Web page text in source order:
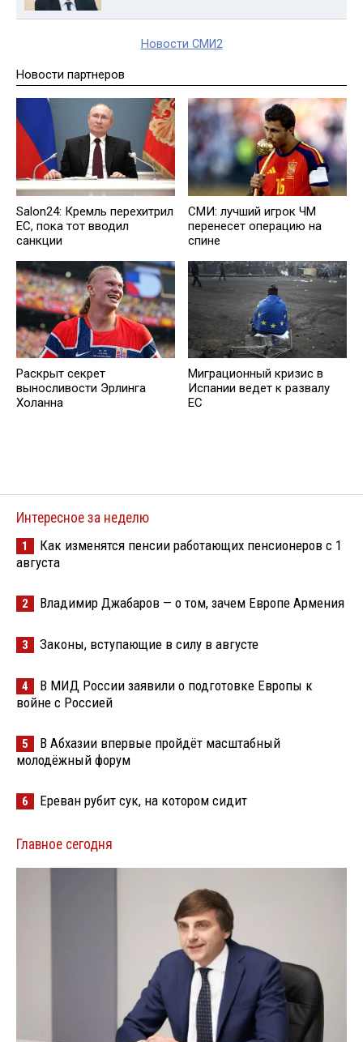
Новости СМИ2
Новости партнеров
Salon24: Кремль перехитрил
EC, пока тот вводил
санкции
СМИ: лучший игрок ЧМ
перенесет операцию на
спине
Раскрыт секрет
выносливости Эрлинга
Холанна
Миграционный кризис в
Испании ведет к развалу
ЕС
Интересное за неделю
1
Как изменятся пенсии работающих пенсионеров с 1
августа
2 Владимир Джабаров — о том, зачем Европе Армения
3 Законы, вступающие в силу в августе
4
В МИД России заявили о подготовке Европы к
войне с Россией
5
В Абхазии впервые пройдёт масштабный
молодёжный форум
6 Ереван рубит сук, на котором сидит
Главное сегодня